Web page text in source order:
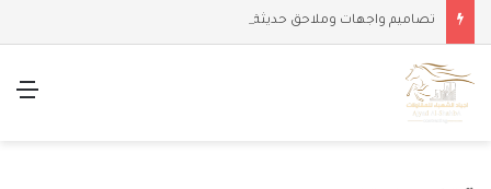
تصاميم واجهات وملاحق حديثة